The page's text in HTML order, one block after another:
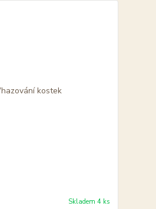
Skladem 4 ks